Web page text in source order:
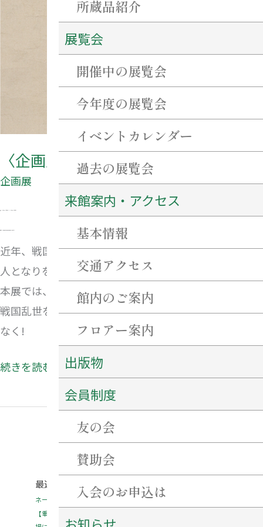
所蔵品紹介
展覧会
開催中の展覧会
今年度の展覧会
イベントカレンダー
過去の展覧会
来館案内・アクセス
基本情報
交通アクセス
館内のご案内
フロアー案内
出版物
会員制度
友の会
賛助会
入会のお申込は
〈企画展〉戦国乱世と藤堂高虎
企画展
近年、戦国武将の手紙の発見が相次いでいます。とり
人となりをしのぶことができます。
本展では、織田信長や豊臣秀吉、徳川家康らの天下人
戦国乱世を躍動した人びとの手紙やゆかりの品々をご
なく!
堂
続きを読む »
最近の投稿
ネーミングライツ・パートナーを募集します！
【重要・必ずご確認ください】7月31日～8月2日にかけての当館駐車